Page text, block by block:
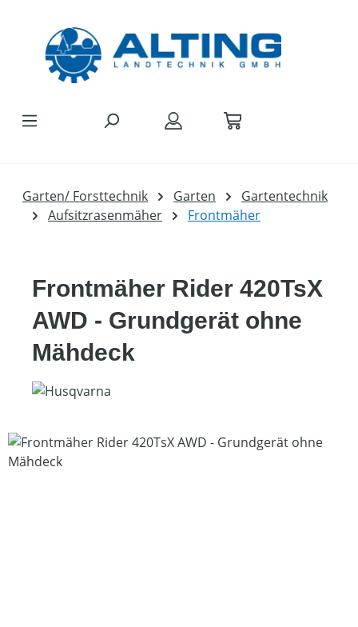
Garten/ Forsttechnik Garten
Gartentechnik
Aufsitzrasenmäher
Frontmäher
Frontmäher Rider 420TsX
AWD - Grundgerät ohne
Mähdeck
Bildergalerie überspringen